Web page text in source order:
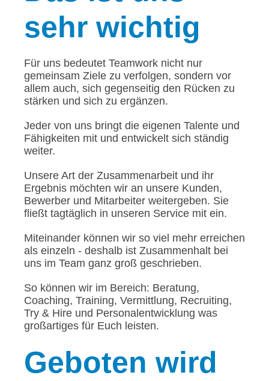
sehr wichtig
Für uns bedeutet Teamwork nicht nur
gemeinsam Ziele zu verfolgen, sondern vor
allem auch, sich gegenseitig den Rücken zu
stärken und sich zu ergänzen.
Jeder von uns bringt die eigenen Talente und
Fähigkeiten mit und entwickelt sich ständig
weiter.
Unsere Art der Zusammenarbeit und ihr
Ergebnis möchten wir an unsere Kunden,
Bewerber und Mitarbeiter weitergeben. Sie
fließt tagtäglich in unseren Service mit ein.
Miteinander können wir so viel mehr erreichen
als einzeln - deshalb ist Zusammenhalt bei
uns im Team ganz groß geschrieben.
So können wir im Bereich: Beratung,
Coaching, Training, Vermittlung, Recruiting,
Try & Hire und Personalentwicklung was
großartiges für Euch leisten.
Geboten wird